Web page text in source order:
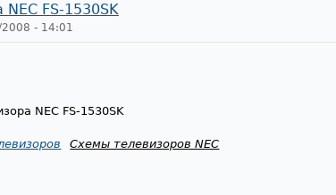
FS-1530SK
- 14:01
NEC FS-1530SK
Схемы телевизоров NEC